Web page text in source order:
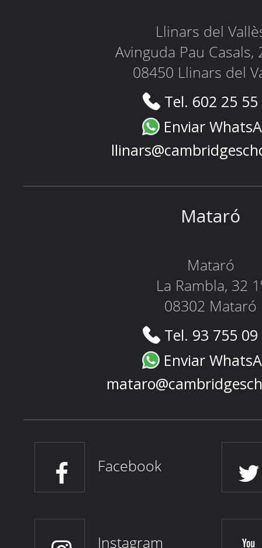
Llinars del
Avinguda Pau Casals,
08450 Llinars del
Tel. 602 25
Enviar
Mataró
Mataró
La Rambla, 32
08302 Mataró
Tel. 93 755
Enviar
Facebook
Instagram